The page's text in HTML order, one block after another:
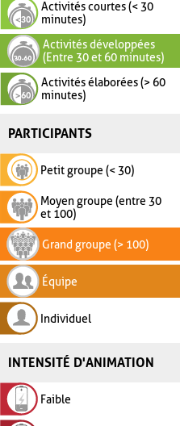
Activités courtes (< 30
minutes)
Activités développées
(Entre 30 et 60 minutes)
Activités élaborées (> 60
minutes)
PARTICIPANTS
Petit groupe (< 30)
Moyen groupe (entre 30
et 100)
Grand groupe (> 100)
Équipe
Individuel
INTENSITÉ D'ANIMATION
Faible